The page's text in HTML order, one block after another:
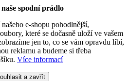
spodní prádlo
e-shopu pohodlnější,
které se dočasně uloží ve vašem
jen to, co se vám opravdu líbí,
reklamu a budeme si třeba
Více informací
a zavřít